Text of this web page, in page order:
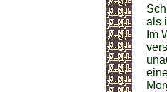
als
Im